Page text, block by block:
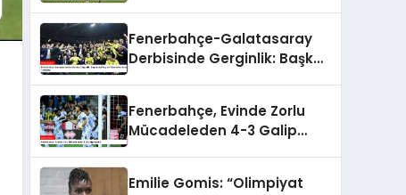
Fenerbahçe-Galatasaray
Derbisinde Gerginlik: Başkan
Fenerbahçe, Evinde Zorlu
Mücadeleden 4-3 Galip
Emilie Gomis: “Olimpiyat